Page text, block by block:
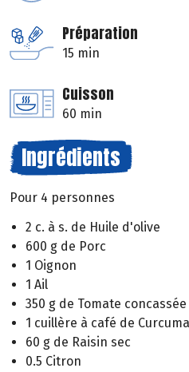
Préparation
15 min
Cuisson
60 min
Ingrédients
Pour 4 personnes
2 c. à s. de Huile d'olive
600 g de Porc
1 Oignon
1 Ail
350 g de Tomate concassée
1 cuillère à café de Curcuma
60 g de Raisin sec
0.5 Citron